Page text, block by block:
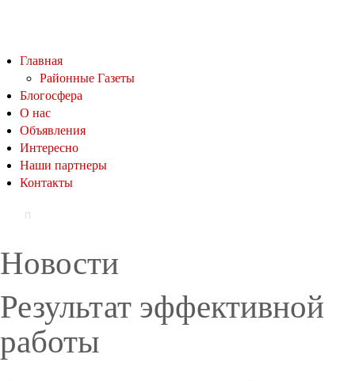
Главная
Районные Газеты
Блогосфера
О нас
Объявления
Интересно
Наши партнеры
Контакты
Новости
Результат эффективной
работы